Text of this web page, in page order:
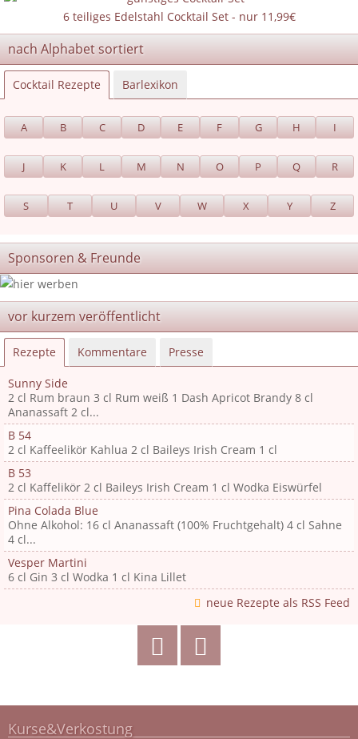
6 teiliges Edelstahl Cocktail Set - nur 11,99€
nach Alphabet sortiert
Cocktail Rezepte Barlexikon
A B C D E F G H I
J K L M N O P Q R
S T U V W X Y Z
Sponsoren & Freunde
vor kurzem veröffentlicht
Rezepte Kommentare Presse
Sunny Side
2 cl Rum braun 3 cl Rum weiß 1 Dash Apricot Brandy 8 cl
Ananassaft 2 cl...
B 54
2 cl Kaffeelikör Kahlua 2 cl Baileys Irish Cream 1 cl
B 53
2 cl Kaffelikör 2 cl Baileys Irish Cream 1 cl Wodka Eiswürfel
Pina Colada Blue
Ohne Alkohol: 16 cl Ananassaft (100% Fruchtgehalt) 4 cl Sahne
4 cl...
Vesper Martini
6 cl Gin 3 cl Wodka 1 cl Kina Lillet
neue Rezepte als RSS Feed
Kurse&Verkostung